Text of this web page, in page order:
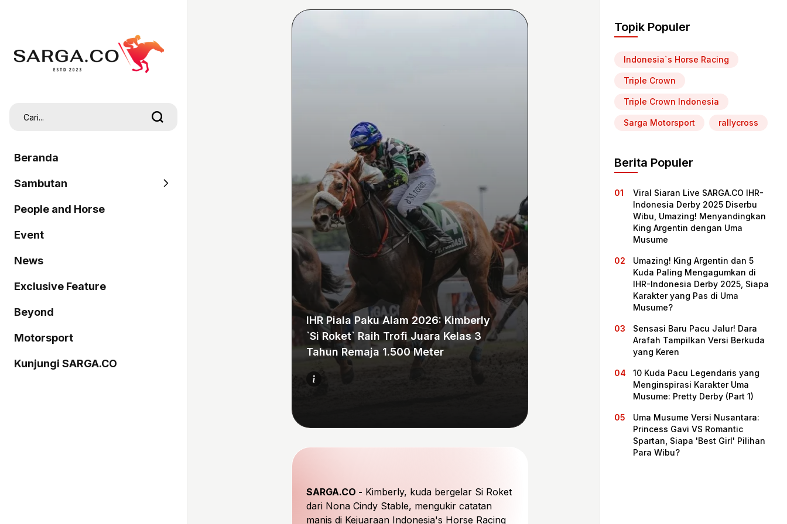
Beranda
Sambutan
SARGA
Pordasi
People and Horse
Event
News
Exclusive Feature
Beyond
Motorsport
Kunjungi SARGA.CO
IHR Piala Paku Alam 2026: Kimberly
`Si Roket` Raih Trofi Juara Kelas 3
Tahun Remaja 1.500 Meter
SARGA.CO - Kimberly, kuda bergelar Si Roket
dari Nona Cindy Stable, mengukir catatan
manis di Kejuaraan Indonesia's Horse Racing
Topik Populer
Indonesia`s Horse Racing
Triple Crown
Triple Crown Indonesia
Sarga Motorsport rallycross
Berita Populer
Viral Siaran Live SARGA.CO IHR-
Indonesia Derby 2025 Diserbu
Wibu, Umazing! Menyandingkan
King Argentin dengan Uma
Musume
Umazing! King Argentin dan 5
Kuda Paling Mengagumkan di
IHR-Indonesia Derby 2025, Siapa
Karakter yang Pas di Uma
Musume?
Sensasi Baru Pacu Jalur! Dara
Arafah Tampilkan Versi Berkuda
yang Keren
10 Kuda Pacu Legendaris yang
Menginspirasi Karakter Uma
Musume: Pretty Derby (Part 1)
Uma Musume Versi Nusantara:
Princess Gavi VS Romantic
Spartan, Siapa 'Best Girl' Pilihan
Para Wibu?